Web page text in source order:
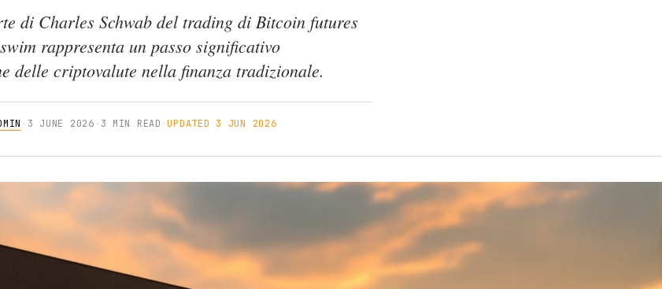
di Charles Schwab del trading di Bitcoin futures
rappresenta un passo significativo
delle criptovalute nella finanza tradizionale.
· 3 JUNE 2026 · 3 MIN READ ·UPDATED 3 JUN 2026